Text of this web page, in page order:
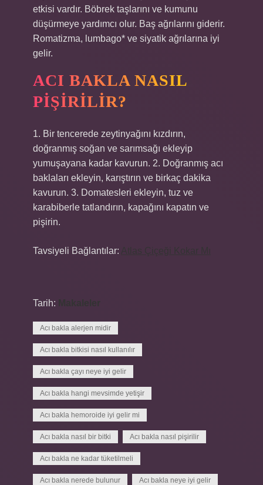
etkisi vardır. Böbrek taşlarını ve kumunu
düşürmeye yardımcı olur. Baş ağrılarını giderir.
Romatizma, lumbago* ve siyatik ağrılarına iyi
gelir.
ACI BAKLA NASIL
PIŞIRILIR?
1. Bir tencerede zeytinyağını kızdırın,
doğranmış soğan ve sarımsağı ekleyip
yumuşayana kadar kavurun. 2. Doğranmış acı
baklaları ekleyin, karıştırın ve birkaç dakika
kavurun. 3. Domatesleri ekleyin, tuz ve
karabiberle tatlandırın, kapağını kapatın ve
pişirin.
Tavsiyeli Bağlantılar:
Tarih:
Acı bakla alerjen midir
Acı bakla bitkisi nasıl kullanılır
Acı bakla çayı neye iyi gelir
Acı bakla hangi mevsimde yetişir
Acı bakla hemoroide iyi gelir mi
Acı bakla nasıl bir bitki Acı bakla nasıl pişirilir
Acı bakla ne kadar tüketilmeli
Acı bakla nerede bulunur Acı bakla neye iyi gelir